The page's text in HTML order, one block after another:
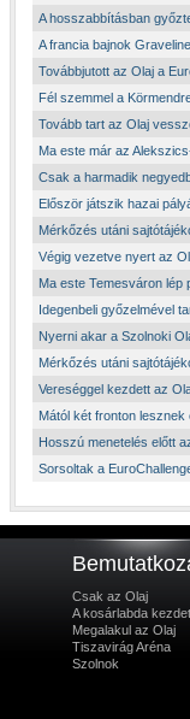
A hosszabbításban
A francia bajnok
Továbbjutott az Olaj a
Fél szemmel a
Tovább tart az Olaj
Ma este már az
Csak a harmadik
Először játszik hazai
Mérkőzés utáni
Végig vezetve nyert az
Ma este Temesváron lép
Idegenbeli győzelmével
Nyerni akar a Szolnoki
Mérkőzés utáni
Vereséggel kezdett az
Mától két fronton
Hosszú menetelés előtt
Sorsoltak a
Csak az Olaj
A kosárlabda
Megalakul az Olaj
Tiszavirág Aréna
Szolnok